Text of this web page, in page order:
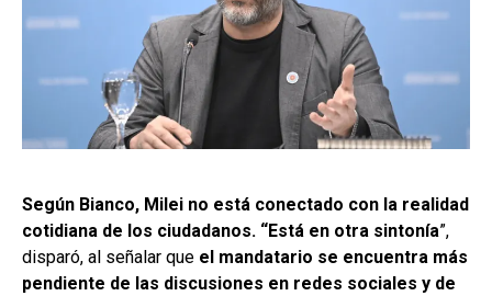
Según Bianco, Milei no está conectado con la realidad
cotidiana de los ciudadanos. “Está en otra sintonía”,
disparó, al señalar que el mandatario se encuentra más
pendiente de las discusiones en redes sociales y de